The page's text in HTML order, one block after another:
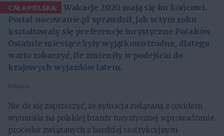
CAŁA POLSKA:
Wakacje 2020 mają się ku końcowi.
Portal nocowanie.pl sprawdził, jak w tym roku
kształtowały się preferencje turystyczne Polaków.
Ostatnie miesiące były wyjątkowo trudne, dlatego
warto zobaczyć, ile zmieniły w podejściu do
krajowych wyjazdów latem.
Reklama
Nie da się zaprzeczyć, że sytuacja związana z covidem
wymusiła na polskiej branży turystycznej wprowadzenie
procedur związanych z bardziej restrykcyjnym